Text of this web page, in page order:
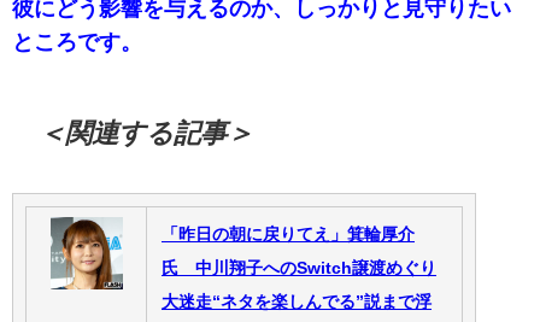
彼にどう影響を与えるのか、しっかりと見守りたい
ところです。
＜関連する記事＞
「昨日の朝に戻りてえ」箕輪厚介
氏 中川翔子へのSwitch譲渡めぐり
大迷走“ネタを楽しんでる”説まで浮